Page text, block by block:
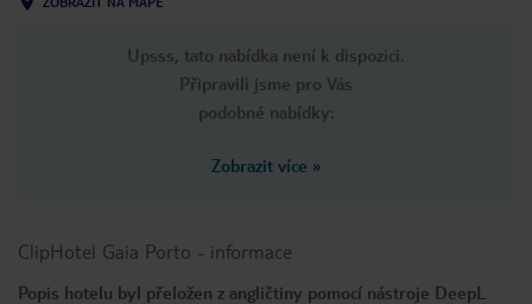
Upsss, tato nabídka není k dispozici.
Připravili jsme pro Vás
podobné nabídky:
Zobrazit více »
ClipHotel Gaia Porto - informace
Popis hotelu byl přeložen z angličtiny pomocí nástroje DeepL